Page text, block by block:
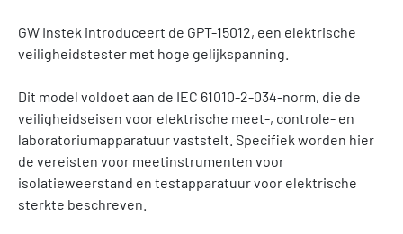
GW Instek introduceert de GPT-15012, een elektrische
veiligheidstester met hoge gelijkspanning.
Dit model voldoet aan de IEC 61010-2-034-norm, die de
veiligheidseisen voor elektrische meet-, controle- en
laboratoriumapparatuur vaststelt. Specifiek worden hier
de vereisten voor meetinstrumenten voor
isolatieweerstand en testapparatuur voor elektrische
sterkte beschreven.